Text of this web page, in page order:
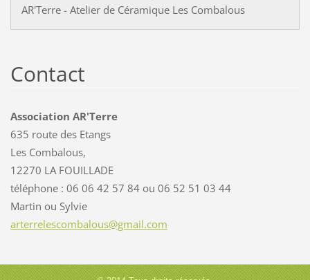
AR'Terre - Atelier de Céramique Les Combalous
Contact
Association AR'Terre
635 route des Etangs
Les Combalous,
12270 LA FOUILLADE
téléphone : 06 06 42 57 84 ou 06 52 51 03 44
Martin ou Sylvie
arterrelescombalous@gmail.com